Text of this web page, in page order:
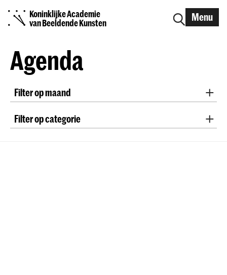
Koninklijke Academie
van Beeldende Kunsten
Menu
Agenda
Filter op maand
October 2026
November 2026
Filter op categorie